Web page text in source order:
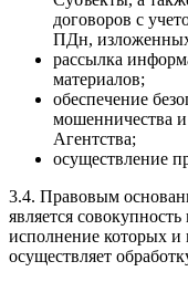
договоров с
ПДн,
рассылка
материалов;
обеспечение
мошенничества
Агентства;
осуществление
3.4. Правовым
является
исполнение которых и
осуществляет